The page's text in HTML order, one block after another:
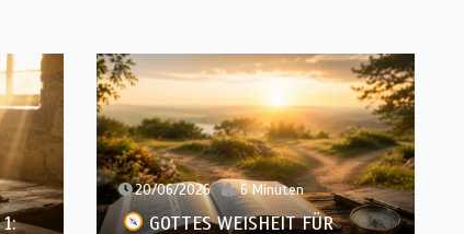
20/06/2026 6 Minuten
GOTTES WEISHEIT FÜR